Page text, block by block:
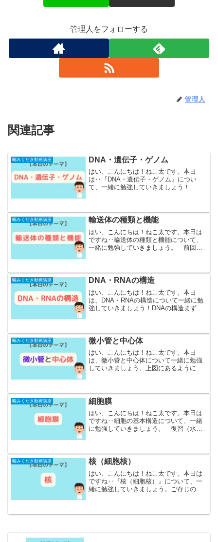
管理人をフォローする
管理人
関連記事
噛みくだき動画講座 DNA・遺伝子・ゲノム
はい、こんにちは！ねこ太です。本日
は‥『DNA・遺伝子・ゲノム』につい
て、一緒に勉強していきましょう！ 前
は『遺伝子』とか『ゲノム』とか‥他に
も似た言葉があるんですよ...
噛みくだき動画講座 輸送体の種類と機能
はい、こんにちは！ねこ太です。本日は
ですね‥輸送体の種類と機能について、
一緒に勉強していきましょう。 前回の
質同士の隙間に『タンパク...
噛みくだき動画講座 DNA・RNAの構造
はい、こんにちは！ねこ太です。本日
は、DNA・RNAの構造について一緒に勉
強していきましょう！DNAの構造まず
シリボース（糖）」で...
噛みくだき動画講座 微小管と中心体
はい、こんにちは！ねこ太です。本日
は、微小管と中心体について一緒に勉強
していきましょう。上図にあるように、
た中心体はこの細長いストローみたいな
そんな形をしたものがですね...
噛みくだき動画講座 細胞膜
はい、こんにちは！ねこ太です。本日は
ですね‥細胞の基本構造について、一緒
に勉強していきましょう。 復習（水溶
溶けやすいのか、油に溶けや...
噛みくだき動画講座 核（細胞核）
はい、こんにちは！ねこ太です。本日は
ですね‥『核（細胞核）』について、一
緒に勉強していきましょう。ご存じの通